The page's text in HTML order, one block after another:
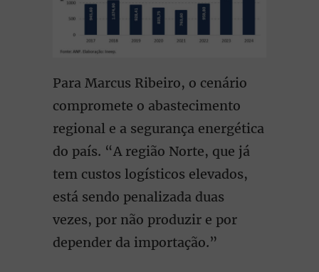
Para Marcus Ribeiro, o cenário
compromete o abastecimento
regional e a segurança energética
do país. “A região Norte, que já
tem custos logísticos elevados,
está sendo penalizada duas
vezes, por não produzir e por
depender da importação.”